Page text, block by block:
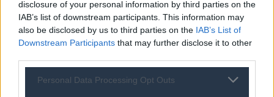
disclosure of your personal information by third parties on the
IAB’s list of downstream participants. This information may
also be disclosed by us to third parties on the IAB’s List of
Downstream Participants that may further disclose it to other
Personal Data Processing Opt Outs
κυβερνοχώρο...
Περισσότερα
ΔΡΑΣΕΙΣ ΣΕΠΕ
Περισσότερα